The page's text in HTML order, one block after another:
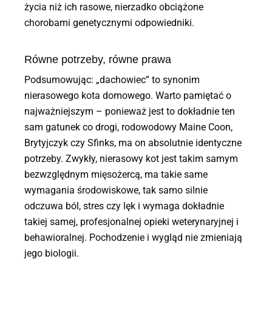
życia niż ich rasowe, nierzadko obciążone
chorobami genetycznymi odpowiedniki.
Równe potrzeby, równe prawa
Podsumowując: „dachowiec” to synonim
nierasowego kota domowego. Warto pamiętać o
najważniejszym – ponieważ jest to dokładnie ten
sam gatunek co drogi, rodowodowy Maine Coon,
Brytyjczyk czy Sfinks, ma on absolutnie identyczne
potrzeby. Zwykły, nierasowy kot jest takim samym
bezwzględnym mięsożercą, ma takie same
wymagania środowiskowe, tak samo silnie
odczuwa ból, stres czy lęk i wymaga dokładnie
takiej samej, profesjonalnej opieki weterynaryjnej i
behawioralnej. Pochodzenie i wygląd nie zmieniają
jego biologii.